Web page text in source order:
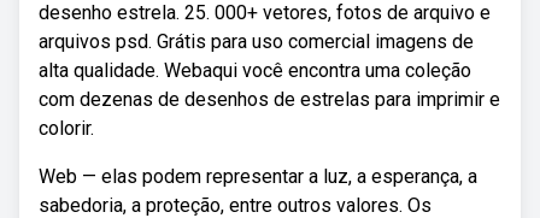
desenho estrela. 25. 000+ vetores, fotos de arquivo e
arquivos psd. Grátis para uso comercial imagens de
alta qualidade. Webaqui você encontra uma coleção
com dezenas de desenhos de estrelas para imprimir e
colorir.
Web — elas podem representar a luz, a esperança, a
sabedoria, a proteção, entre outros valores. Os